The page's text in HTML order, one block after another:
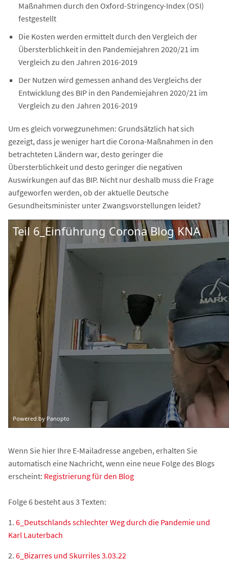
Maßnahmen durch den Oxford-Stringency-Index (OSI)
festgestellt
Die Kosten werden ermittelt durch den Vergleich der
Übersterblichkeit in den Pandemiejahren 2020/21 im
Vergleich zu den Jahren 2016-2019
Der Nutzen wird gemessen anhand des Vergleichs der
Entwicklung des BIP in den Pandemiejahren 2020/21 im
Vergleich zu den Jahren 2016-2019
Um es gleich vorwegzunehmen: Grundsätzlich hat sich
gezeigt, dass je weniger hart die Corona-Maßnahmen in den
betrachteten Ländern war, desto geringer die
Übersterblichkeit und desto geringer die negativen
Auswirkungen auf das BIP. Nicht nur deshalb muss die Frage
aufgeworfen werden, ob der aktuelle Deutsche
Gesundheitsminister unter Zwangsvorstellungen leidet?
Wenn Sie hier Ihre E-Mailadresse angeben, erhalten Sie
automatisch eine Nachricht, wenn eine neue Folge des Blogs
erscheint: Registrierung für den Blog
Folge 6 besteht aus 3 Texten:
1. 6_Deutschlands schlechter Weg durch die Pandemie und
Karl Lauterbach
2. 6_Bizarres und Skurriles 3.03.22